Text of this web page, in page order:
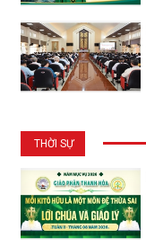
THỜI SỰ